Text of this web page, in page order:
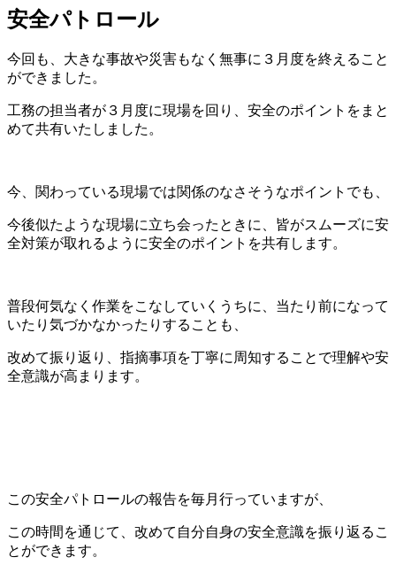
安全パトロール
今回も、大きな事故や災害もなく無事に３月度を終えること
ができました。
工務の担当者が３月度に現場を回り、安全のポイントをまと
めて共有いたしました。
今、関わっている現場では関係のなさそうなポイントでも、
今後似たような現場に立ち会ったときに、皆がスムーズに安
全対策が取れるように安全のポイントを共有します。
普段何気なく作業をこなしていくうちに、当たり前になって
いたり気づかなかったりすることも、
改めて振り返り、指摘事項を丁寧に周知することで理解や安
全意識が高まります。
この安全パトロールの報告を毎月行っていますが、
この時間を通じて、改めて自分自身の安全意識を振り返るこ
とができます。